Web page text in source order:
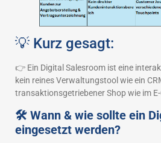
💡 Kurz gesagt:
👉 Ein Digital Salesroom ist eine
kein reines Verwaltungstool wie ein
transaktionsgetriebener Shop wie im
🛠 Wann & wie sollte ein
eingesetzt werden?